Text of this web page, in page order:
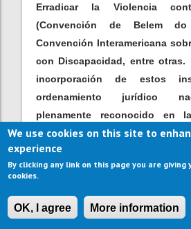
Erradicar la Violencia
(Convención de Belem
Convención Interamericana
con Discapacidad, entre
incorporación de estos
ordenamiento jurídico
plenamente reconocido en
Política de la República
también son tomados como
desarrollo de la presente
El contenido de esta
articula con el VI Plan de
We use cookies on this site to
experience
By clicking any link on this page you are
cookies.
OK, I agree More information